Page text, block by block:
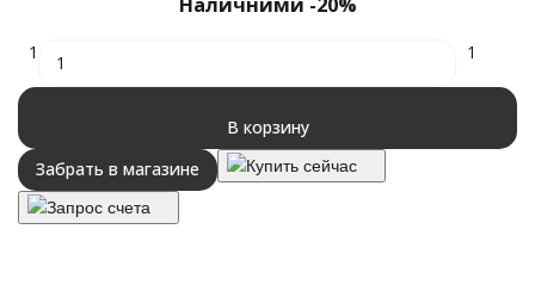
1 1
В корзину
Забрать в магазине
Купить сейчас
Запрос счета